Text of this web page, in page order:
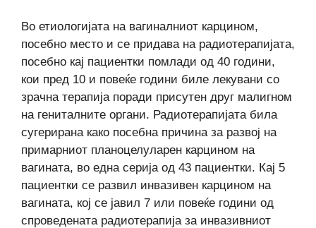
Во етиологијата на вагиналниот карцином,
посебно место и се придава на радиотерапијата,
посебно кај пациентки помлади од 40 години,
кои пред 10 и повеќе години биле лекувани со
зрачна терапија поради присутен друг малигном
на гениталните органи. Радиотерапијата била
сугерирана како посебна причина за развој на
примарниот планоцелуларен карцином на
вагината, во една серија од 43 пациентки. Кај 5
пациентки се развил инвазивен карцином на
вагината, кој се јавил 7 или повеќе години од
спроведената радиотерапија за инвазивниот